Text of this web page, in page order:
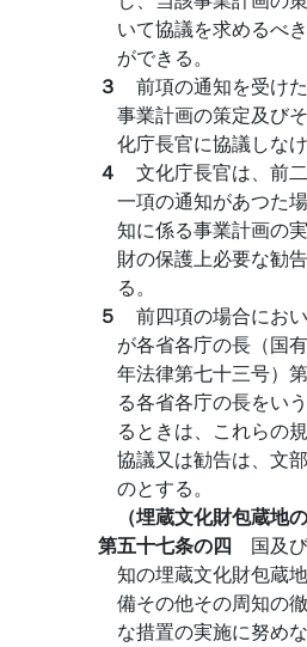
いて協議を求めるべ
ができる。
３ 前項の通知を受け
事業計画の策定及び
化庁長官に協議しな
４ 文化庁長官は、前
一項の通知があつた
知に係る事業計画の
財の保護上必要な勧
る。
５ 前四項の場合にお
が各省各庁の長（国
年法律第七十三号）
る各省各庁の長をい
るときは、これらの
協議又は勧告は、文
のとする。
（埋蔵文化財包蔵地
第五十七条の四 国及
知の埋蔵文化財包蔵
備その他その周知の
な措置の実施に努め